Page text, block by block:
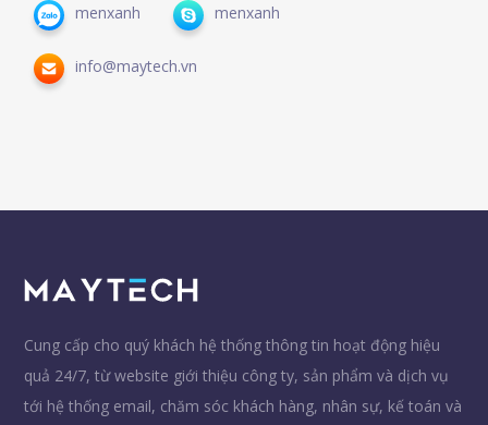
menxanh menxanh
info@maytech.vn
Cung cấp cho quý khách hệ thống thông tin hoạt động hiệu
quả 24/7, từ website giới thiệu công ty, sản phẩm và dịch vụ
tới hệ thống email, chăm sóc khách hàng, nhân sự, kế toán và